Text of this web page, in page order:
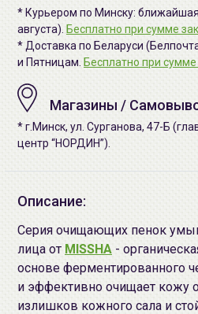
* Курьером по Минску:
августа). Бесплатно при сумме
* Доставка по Беларуси
и Пятницам. Бесплатно при сумме
Магазины /
* г.Минск, ул. Сурганова, 47-Б
центр “НОРДИН”).
Описание:
Серия очищающих пенок
лица от MISSHA -
основе ферментированного
и эффективно очищает кожу
излишков кожного сала и